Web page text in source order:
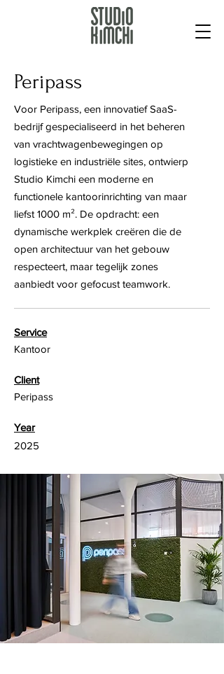
Peripass
Voor Peripass, een innovatief SaaS-
bedrijf gespecialiseerd in het beheren
van vrachtwagenbewegingen op
logistieke en industriële sites, ontwierp
Studio Kimchi een moderne en
functionele kantoorinrichting van maar
liefst 1000 m². De opdracht: een
dynamische werkplek creëren die de
open architectuur van het gebouw
respecteert, maar tegelijk zones
aanbiedt voor gefocust teamwork.
Service
Kantoor
Client
Peripass
Year
2025